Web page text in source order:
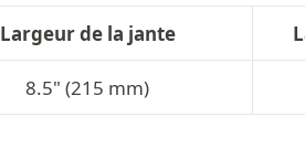
Largeur de la jante
8.5" (215 mm)